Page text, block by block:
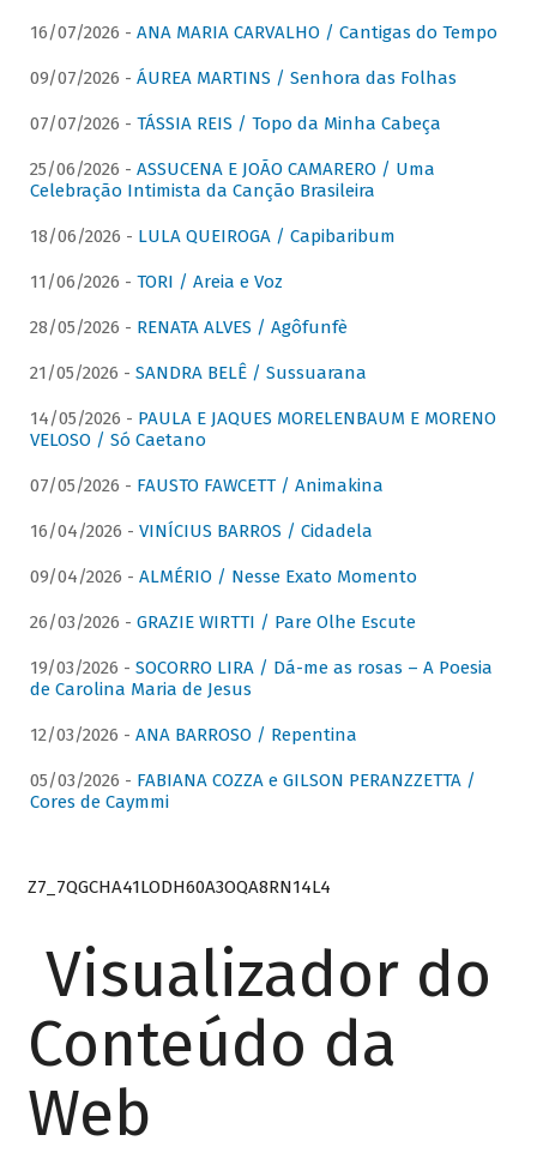
16/07/2026 - ANA MARIA CARVALHO / Cantigas do Tempo
09/07/2026 - ÁUREA MARTINS / Senhora das Folhas
07/07/2026 - TÁSSIA REIS / Topo da Minha Cabeça
25/06/2026 - ASSUCENA E JOÃO CAMARERO / Uma
Celebração Intimista da Canção Brasileira
18/06/2026 - LULA QUEIROGA / Capibaribum
11/06/2026 - TORI / Areia e Voz
28/05/2026 - RENATA ALVES / Agôfunfè
21/05/2026 - SANDRA BELÊ / Sussuarana
14/05/2026 - PAULA E JAQUES MORELENBAUM E MORENO
VELOSO / Só Caetano
07/05/2026 - FAUSTO FAWCETT / Animakina
16/04/2026 - VINÍCIUS BARROS / Cidadela
09/04/2026 - ALMÉRIO / Nesse Exato Momento
26/03/2026 - GRAZIE WIRTTI / Pare Olhe Escute
19/03/2026 - SOCORRO LIRA / Dá-me as rosas – A Poesia
de Carolina Maria de Jesus
12/03/2026 - ANA BARROSO / Repentina
05/03/2026 - FABIANA COZZA e GILSON PERANZZETTA /
Cores de Caymmi
Z7_7QGCHA41LODH60A3OQA8RN14L4
Visualizador do
Conteúdo da
Web